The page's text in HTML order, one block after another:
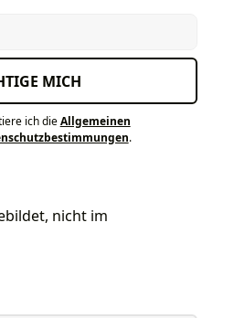
MICH
ich dieAllgemeinen
.
nicht im